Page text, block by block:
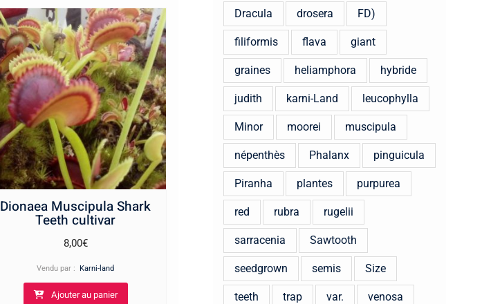
Dionaea Muscipula Shark
Teeth cultivar
8,00€
Vendu par :Karni-land
Ajouter au panier
Dracula drosera FD)
filiformis flava giant
graines heliamphora hybride
judith karni-Land leucophylla
Minor moorei muscipula
népenthès Phalanx pinguicula
Piranha plantes purpurea
red rubra rugelii
sarracenia Sawtooth
seedgrown semis Size
teeth trap var. venosa